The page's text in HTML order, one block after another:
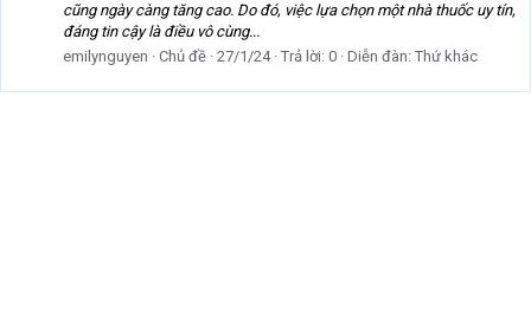
cũng ngày càng tăng cao. Do đó, việc lựa chọn một nhà thuốc uy tín,
đáng tin cậy là điều vô cùng...
emilynguyen
Chủ đề 27/1/24 Trả lời: 0 Diễn đàn: Thứ khác